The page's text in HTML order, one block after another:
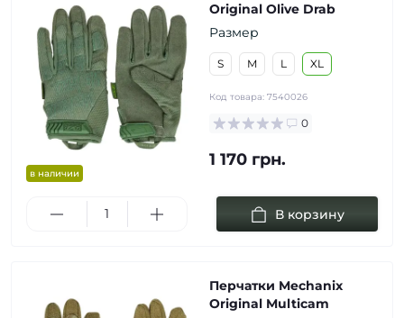
в наличии
Original Olive Drab
Размер
S M L XL
Код товара: 7540026
0
1 170 грн.
В корзину
Перчатки Mechanix
Original Multicam